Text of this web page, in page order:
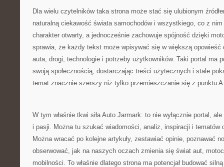
Dla wielu czytelników taka strona może stać się ulubionym
naturalną ciekawość świata samochodów i wszystkiego, co z
charakter otwarty, a jednocześnie zachowuje spójność dzięki
sprawia, że każdy tekst może wpisywać się w większą
auta, drogi, technologie i potrzeby użytkowników. Taki portal ma
swoją społecznością, dostarczając treści użytecznych i stale
temat znacznie szerszy niż tylko przemieszczanie się z punktu
W tym właśnie tkwi siła Auto Jarmark: to nie wyłącznie portal,
i pasji. Można tu szukać wiadomości, analiz, inspiracji i tematów
Można wracać po kolejne artykuły, zestawiać opinie, poznawać
obserwować, jak na naszych oczach zmienia się świat aut,
mobilności. To właśnie dlatego strona ma potencjał budować